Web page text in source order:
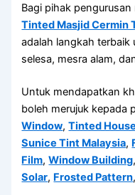
Bagi pihak
Tinted Masjid Cermin
adalah langkah terbaik
selesa, mesra alam,
Untuk mendapatkan
boleh merujuk kepada
Window,Tinted House
Sunice Tint Malaysia,
Film,Window Building
Solar, Frosted Pattern